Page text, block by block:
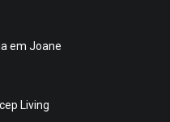
em Joane
Living